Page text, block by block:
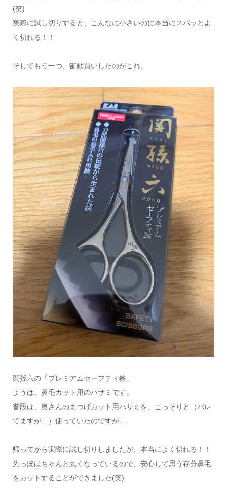
(笑)
実際に試し切りすると、こんなに小さいのに本当にスパッとよ
く切れる！！
そしてもう一つ、衝動買いしたのがこれ。
関孫六の「プレミアムセーフティ鋏」
ようは、鼻毛カット用のハサミです。
普段は、奥さんのまつげカット用ハサミを、こっそりと（バレ
てますが…）使っていたのですが….
帰ってから実際に試し切りしましたが、本当によく切れる！！
先っぽはちゃんと丸くなっているので、安心して思う存分鼻毛
をカットすることができました(笑)